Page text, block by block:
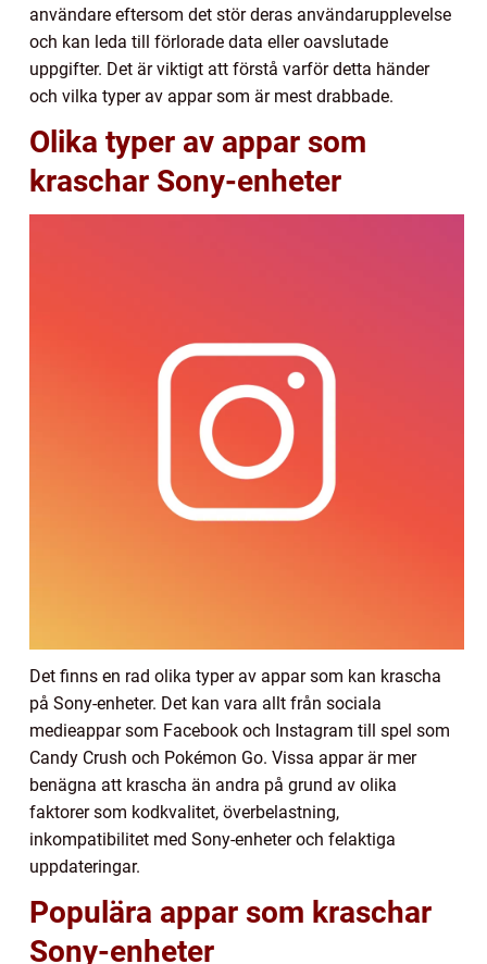
användare eftersom det stör deras användarupplevelse
och kan leda till förlorade data eller oavslutade
uppgifter. Det är viktigt att förstå varför detta händer
och vilka typer av appar som är mest drabbade.
Olika typer av appar som
kraschar Sony-enheter
Det finns en rad olika typer av appar som kan krascha
på Sony-enheter. Det kan vara allt från sociala
medieappar som Facebook och Instagram till spel som
Candy Crush och Pokémon Go. Vissa appar är mer
benägna att krascha än andra på grund av olika
faktorer som kodkvalitet, överbelastning,
inkompatibilitet med Sony-enheter och felaktiga
uppdateringar.
Populära appar som kraschar
Sony-enheter